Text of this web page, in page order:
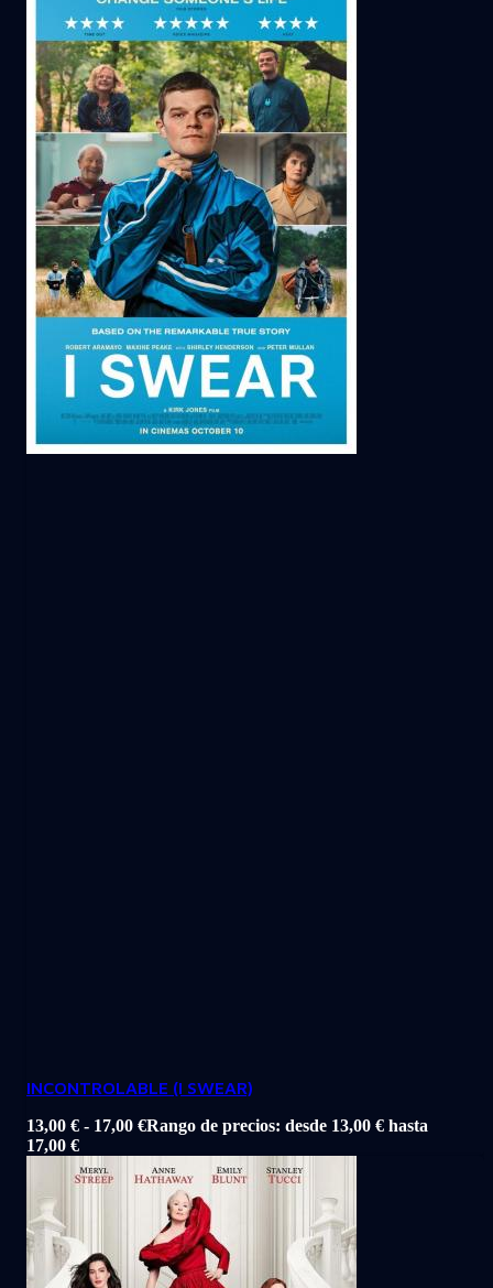
INCONTROLABLE (I SWEAR)
13,00 € - 17,00 €Rango de precios: desde 13,00 € hasta
17,00 €